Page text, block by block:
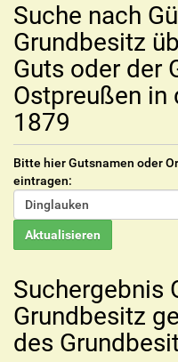
Suche nach
Grundbesitz
Guts oder der
Ostpreußen in
1879
Bitte hier Gutsnamen oder
eintragen:
Suchergebnis
Grundbesitz
des